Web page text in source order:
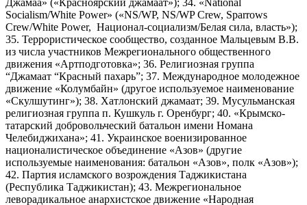
Джамаа» («Красноярский джамаат»); 34. «National
Socialism/White Power» («NS/WP, NS/WP Crew, Sparrows
Crew/White Power, Национал-социализм/Белая сила, власть»);
35. Террористическое сообщество, созданное Мальцевым В.В.
из числа участников Межрегионального общественного
движения «Артподготовка»; 36. Религиозная группа
“Джамаат “Красный пахарь”; 37. Международное молодежное
движение «Колумбайн» (другое используемое наименование
«Скулшутинг»); 38. Хатлонский джамаат; 39. Мусульманская
религиозная группа п. Кушкуль г. Оренбург; 40. «Крымско-
татарский добровольческий батальон имени Номана
Челебиджихана»; 41. Украинское военизированное
националистическое объединение «Азов» (другие
используемые наименования: батальон «Азов», полк «Азов»);
42. Партия исламского возрождения Таджикистана
(Республика Таджикистан); 43. Межрегиональное
леворадикальное анархистское движение «Народная